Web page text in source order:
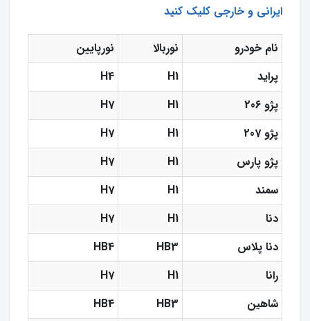
ایرانی و خارجی کلیک کنید
نام خودرو نوربالا
نورپایین
پراید
H1
H4
پژو 206
H1
H7
پژو 207
H1
H7
پژو پارس
H1
H7
سمند
H1
H7
دنا
H1
H7
دنا پلاس
HB3
HB4
رانا
H1
H7
شاهین
HB3
HB4